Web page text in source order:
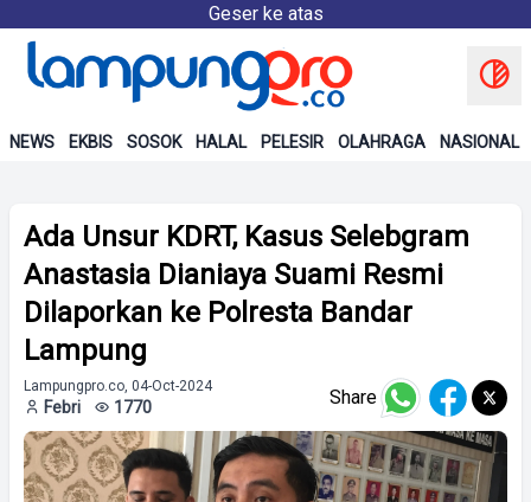
Geser ke atas
NEWS EKBIS SOSOK HALAL PELESIR OLAHRAGA NASIONAL
Ada Unsur KDRT, Kasus Selebgram
Anastasia Dianiaya Suami Resmi
Dilaporkan ke Polresta Bandar
Lampung
Lampungpro.co, 04-Oct-2024
Febri 1770 Share